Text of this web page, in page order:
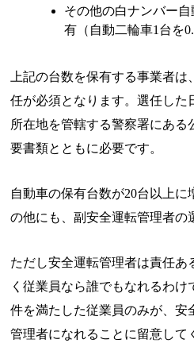
その他の白ナンバー
有（自動二輪車1台を
上記の台数を保有する事業者
任が必須となります。選任した
所在地を管轄する警察署にあ
要書類とともに必要です。
自動車の保有台数が20台以上
の他にも、副安全運転管理者の
ただし安全運転管理者は責任あ
く従業員なら誰でもなれるわ
件を満たした従業員のみが、安
管理者になれることに留意して